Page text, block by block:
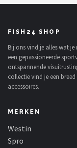
FISH24 SHOP
Bij ons vind je alles wat
een gepassioneerde
ontspannende
collectie vind je een
accessoires.
MERKEN
Westin
Spro